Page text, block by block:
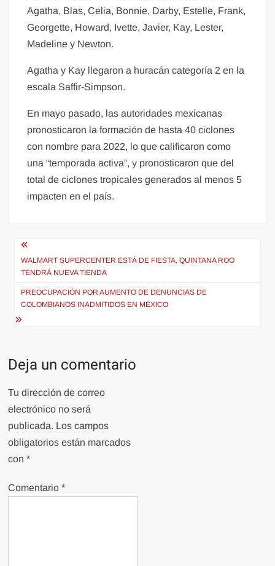
Agatha, Blas, Celia, Bonnie, Darby, Estelle, Frank,
Georgette, Howard, Ivette, Javier, Kay, Lester,
Madeline y Newton.
Agatha y Kay llegaron a huracán categoría 2 en la
escala Saffir-Simpson.
En mayo pasado, las autoridades mexicanas
pronosticaron la formación de hasta 40 ciclones
con nombre para 2022, lo que calificaron como
una “temporada activa”, y pronosticaron que del
total de ciclones tropicales generados al menos 5
impacten en el país.
Navegación
de
entradas
WALMART SUPERCENTER ESTÁ DE FIESTA, QUINTANA ROO
TENDRÁ NUEVA TIENDA
PREOCUPACIÓN POR AUMENTO DE DENUNCIAS DE
COLOMBIANOS INADMITIDOS EN MÉXICO
Deja un comentario
Tu dirección de correo
electrónico no será
publicada. Los campos
obligatorios están marcados
con*
Comentario*